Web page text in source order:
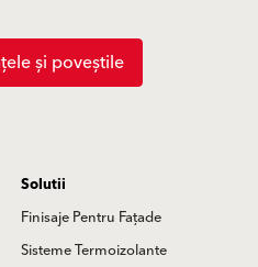
și poveștile
Solutii
Finisaje Pentru Fațade
Sisteme Termoizolante